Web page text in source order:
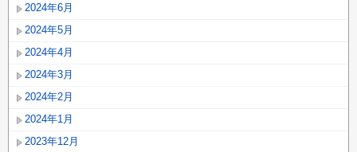
2024年6月
2024年5月
2024年4月
2024年3月
2024年2月
2024年1月
2023年12月